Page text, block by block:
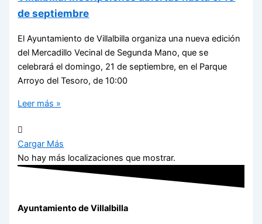
de septiembre
El Ayuntamiento de Villalbilla organiza una nueva edición
del Mercadillo Vecinal de Segunda Mano, que se
celebrará el domingo, 21 de septiembre, en el Parque
Arroyo del Tesoro, de 10:00
Leer más »
Cargar Más
No hay más localizaciones que mostrar.
Ayuntamiento de Villalbilla